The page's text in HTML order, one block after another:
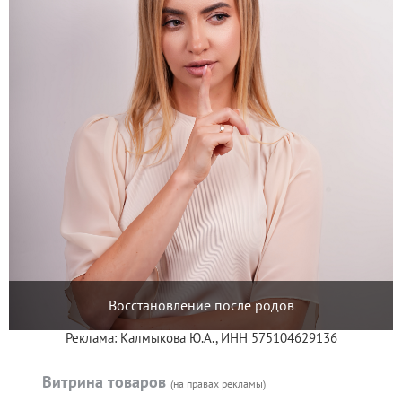
Восстановление после родов
Реклама: Калмыкова Ю.А., ИНН 575104629136
Витрина товаров (на правах рекламы)